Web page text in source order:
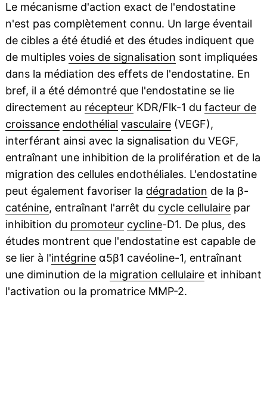
Le mécanisme d'action exact de l'endostatine
n'est pas complètement connu. Un large éventail
de cibles a été étudié et des études indiquent que
de multiples voies de signalisation sont impliquées
dans la médiation des effets de l'endostatine. En
bref, il a été démontré que l'endostatine se lie
directement au récepteurKDR/Flk-1 du facteur de
croissance endothélial vasculaire(VEGF),
interférant ainsi avec la signalisation du VEGF,
entraînant une inhibition de la prolifération et de la
migration des cellules endothéliales. L'endostatine
peut également favoriser la dégradation de la β-
caténine, entraînant l'arrêt du cycle cellulairepar
inhibition du promoteur cycline-D1. De plus, des
études montrent que l'endostatine est capable de
se lier à l'intégrineα5β1 cavéoline-1, entraînant
une diminution de la migration cellulaireet inhibant
l'activation ou la promatrice MMP-2.